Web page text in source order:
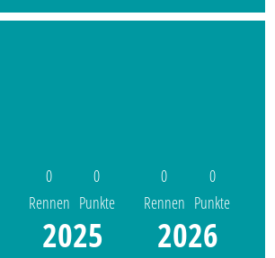
0
Rennen
0
Punkte
2025
0
Rennen
0
Punkte
2026